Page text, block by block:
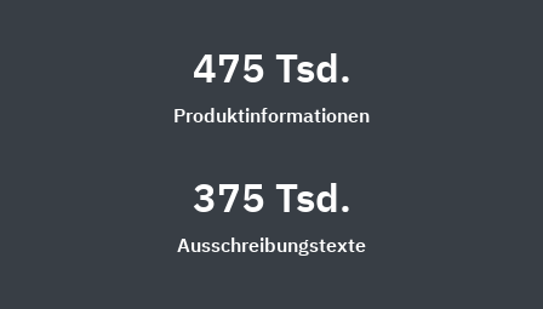
475 Tsd.
Produktinformationen
375 Tsd.
Ausschreibungstexte